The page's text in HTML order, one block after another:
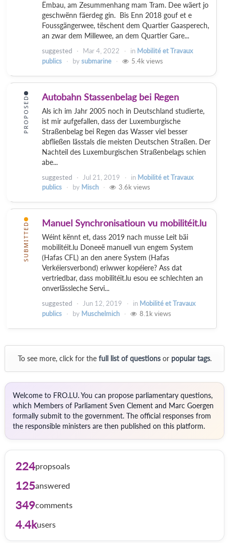
Ëmbau, am Zesummenhang mam Tram. Dee wäert jo
geschwënn fäerdeg gin. Bis Enn 2018 gouf et e
Foussgängerwee, tëschent dem Quartier Gaasperech,
an zwar dem Millewee, an dem Quartier Gare...
suggested Mar 4, 2022 in Mobilité et Travaux
publics
bysubmarine 5.4k views
PROPOSED Autobahn Stassenbelag bei Regen
Als ich im Jahr 2005 noch in Deutschland studierte,
ist mir aufgefallen, dass der Luxemburgische
Straßenbelag bei Regen das Wasser viel besser
abfließen lässtals die meisten Deutschen Straßen. Der
Nachteil des Luxemburgischen Straßenbelags schien
abe...
suggested Jul 21, 2019 in Mobilité et Travaux
publics
by Misch 3.6k views
SUBMITTED Manuel Synchronisatioun vu mobilitéit.lu
Wéint kënnt et, dass 2019 nach musse Leit bäi
mobilitéit.lu Doneeë manuell vun engem System
(Hafas CFL) an den anere System (Hafas
Verkéiersverbond) eriwwer kopéiere? Ass dat
vertriedbar, dass mobilitéit.lu esou ee schlechten an
onverlässleche Servi...
suggested Jun 12, 2019 in Mobilité et Travaux
publics
by Muschelmich 8.1k views
To see more, click for the full list of questionsor popular tags.
Welcome to FRO.LU. You can propose parliamentary questions,
which Members of Parliament Sven Clement and Marc Goergen
formally submit to the government. The official responses from
the responsible ministers are then published on this platform.
224propsoals
125answered
349comments
4.4kusers